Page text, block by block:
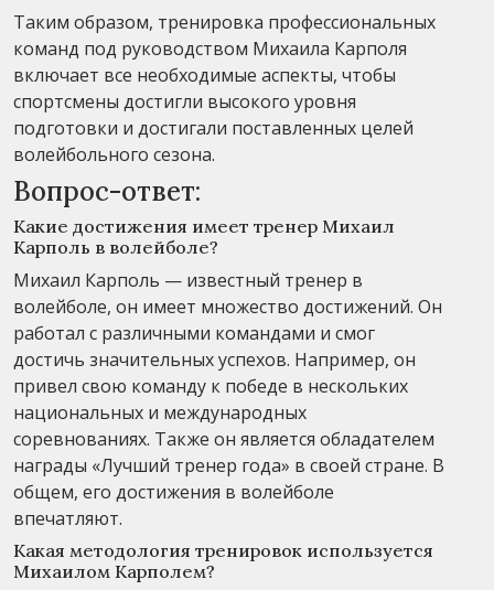
Таким образом, тренировка профессиональных
команд под руководством Михаила Карполя
включает все необходимые аспекты, чтобы
спортсмены достигли высокого уровня
подготовки и достигали поставленных целей
волейбольного сезона.
Вопрос-ответ:
Какие достижения имеет тренер Михаил
Карполь в волейболе?
Михаил Карполь — известный тренер в
волейболе, он имеет множество достижений. Он
работал с различными командами и смог
достичь значительных успехов. Например, он
привел свою команду к победе в нескольких
национальных и международных
соревнованиях. Также он является обладателем
награды «Лучший тренер года» в своей стране. В
общем, его достижения в волейболе
впечатляют.
Какая методология тренировок используется
Михаилом Карполем?